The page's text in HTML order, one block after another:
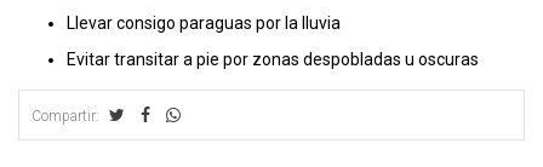
Llevar consigo paraguas por la lluvia
Evitar transitar a pie por zonas despobladas u oscuras
Compartir: